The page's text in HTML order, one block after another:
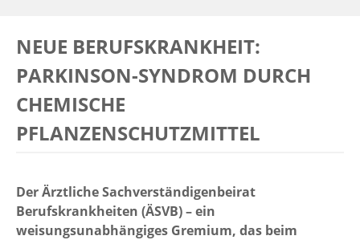
NEUE BERUFSKRANKHEIT:
PARKINSON-SYNDROM DURCH
CHEMISCHE
PFLANZENSCHUTZMITTEL
Der Ärztliche Sachverständigenbeirat
Berufskrankheiten (ÄSVB) – ein
weisungsunabhängiges Gremium, das beim